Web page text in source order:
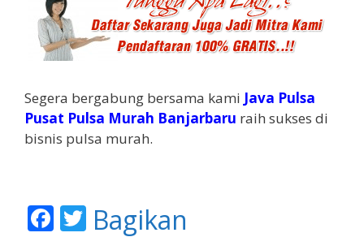
Segera bergabung bersama kami Java Pulsa
Pusat Pulsa Murah Banjarbaru raih sukses di
bisnis pulsa murah.
F T
Bagikan